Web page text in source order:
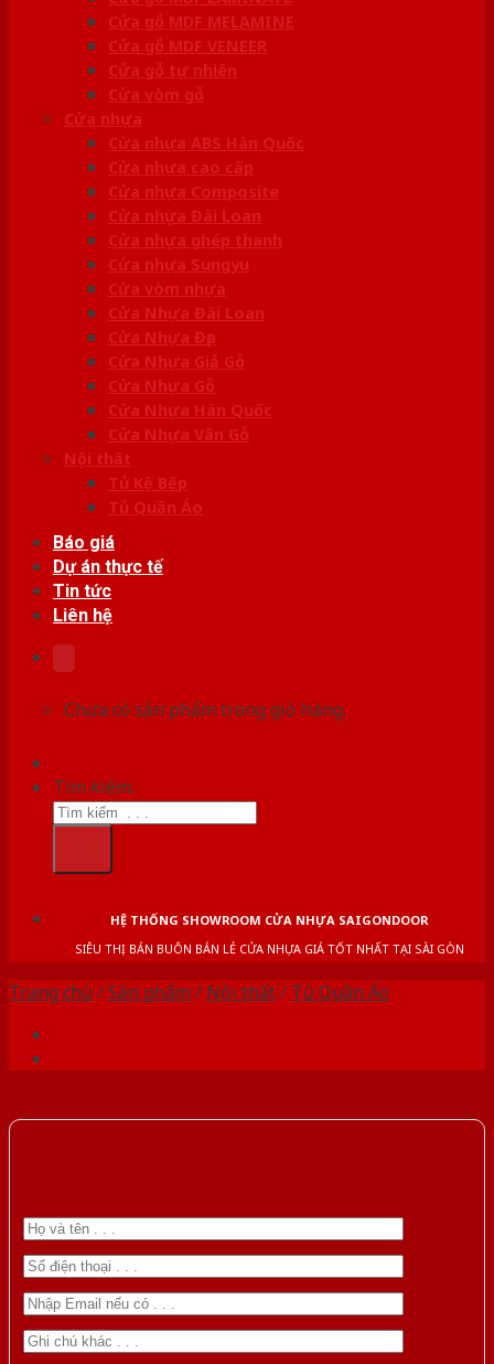
Cửa gỗ MDF MELAMINE
Cửa gỗ MDF VENEER
Cửa gỗ tự nhiên
Cửa vòm gỗ
Cửa nhựa
Cửa nhựa ABS Hàn Quốc
Cửa nhựa cao cấp
Cửa nhựa Composite
Cửa nhựa Đài Loan
Cửa nhựa ghép thanh
Cửa nhựa Sungyu
Cửa vòm nhựa
Cửa Nhựa Đài Loan
Cửa Nhựa Đẹp
Cửa Nhựa Giả Gỗ
Cửa Nhựa Gỗ
Cửa Nhựa Hàn Quốc
Cửa Nhựa Vân Gỗ
Nội thất
Tủ Kệ Bếp
Tủ Quần Áo
Báo giá
Dự án thực tế
Tin tức
Liên hệ
Chưa có sản phẩm trong giỏ hàng.
Tìm kiếm:
HỆ THỐNG SHOWROOM CỬA NHỰA SAIGONDOOR
SIÊU THỊ BÁN BUÔN BÁN LẺ CỬA NHỰA GIÁ TỐT NHẤT TẠI SÀI GÒN
Trang chủ /Sản phẩm / Nội thất/ Tủ Quần Áo